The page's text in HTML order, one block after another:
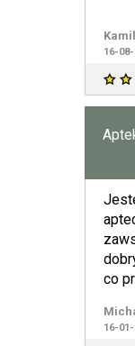
16-
co
16-